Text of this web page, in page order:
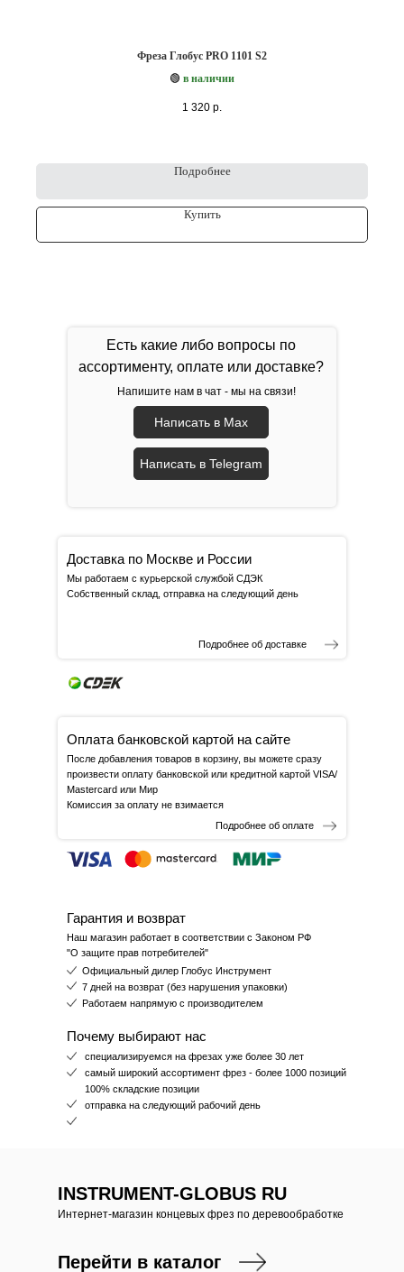
Фреза Глобус PRO 1101 S2
🟢 в наличии
1 320 р.
Подробнее
Купить
Есть какие либо вопросы по
ассортименту, оплате или доставке?
Напишите нам в чат - мы на связи!
Написать в Max
Написать в Telegram
Доставка по Москве и России
Мы работаем с курьерской службой СДЭК
Собственный склад, отправка на следующий день
Подробнее об доставке
Оплата банковской картой на сайте
После добавления товаров в корзину, вы можете сразу
произвести оплату банковской или кредитной картой VISA/
Mastercard или Мир
Комиссия за оплату не взимается
Подробнее об оплате
Гарантия и возврат
Наш магазин работает в соответствии с Законом РФ
"О защите прав потребителей"
Почему выбирают нас
специализируемся на фрезах уже более 30 лет
самый широкий ассортимент фрез - более 1000 позиций
100% складские позиции
отправка на следующий рабочий день
Официальный дилер Глобус Инструмент
7 дней на возврат (без нарушения упаковки)
Работаем напрямую с производителем
INSTRUMENT-GLOBUS RU
Интернет-магазин концевых фрез по деревообработке
Перейти в каталог